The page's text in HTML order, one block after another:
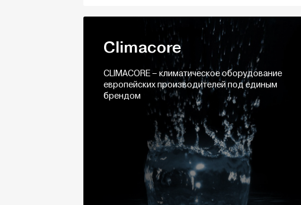
Climacore
CLIMACORE – климатическое оборудование
европейских производителей под единым
брендом